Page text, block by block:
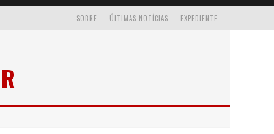
EXPEDIENTE
ÚLTIMAS NOTÍCIAS
SOBRE